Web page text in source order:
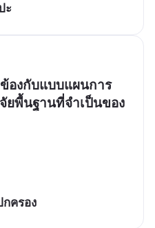
ะ
องกับแบบแผนการ
ยพื้นฐานที่จำเป็นของ
ครอง